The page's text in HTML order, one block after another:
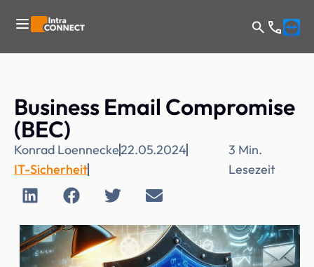
Business Email Compromise
(BEC)
Konrad Loennecke22.05.2024
IT-Sicherheit
3 Min.
Lesezeit